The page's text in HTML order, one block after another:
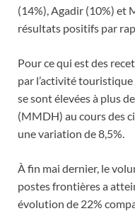
(14%), Agadir (10%) et
résultats positifs par
Pour ce qui est des
par l’activité
se sont élevées à plus
(MMDH) au cours des
une variation de 8,5%.
À fin mai dernier, le
postes frontières a
évolution de 22%